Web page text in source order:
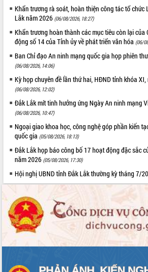
nhanh tiến độ các dự án trọng điểm
trong Khu kinh tế Nam Phú Yên
Hòn Yến phát triển du lịch gắn với bảo
tồn biển
Lấy ý kiến điều chỉnh Quy hoạch tỉnh
Đắk Lắk thời kỳ 2021-2030, tầm nhìn
đến năm 2050
Phát động chiến dịch 30 ngày đêm
giải phóng mặt bằng Tuyến đường bộ
ven biển
kinh tế từ 10% trở lên trong Quý
II/2026
Đắk Lắk ký kết thỏa thuận hợp tác về
chuyển đổi số giai đoạn 2026 – 2030
với Tập đoàn Bưu chính Viễn thông
Việt Nam
Thứ trưởng Bộ Y tế làm việc với tỉnh
Đắk Lắk về phát triển nhân lực y tế
cho trạm y tế cấp xã
Du lịch Đắk Lắk nâng tầm trải nghiệm
du khách thông qua Hệ thống cơ sở dữ
liệu và Bản đồ số
trong thương mại điện tử năm 2026
Khẩn trương rà soát, hoàn thiện công tác tổ chức
Lắk năm 2026 (06/08/2026, 18:27)
Khẩn trương hoàn thành các mục tiêu còn lại của
động số 14 của Tỉnh ủy về phát triển văn hóa (06/
Ban Chỉ đạo An ninh mạng quốc gia họp phiên
(06/08/2026, 14:06)
Kỳ họp chuyên đề lần thứ hai, HĐND tỉnh khóa
(06/08/2026, 12:02)
Đắk Lắk mít tinh hưởng ứng Ngày An ninh mạng
(06/08/2026, 10:47)
Ngoại giao khoa học, công nghệ góp phần kiến
quốc gia (05/08/2026, 18:13)
Đắk Lắk họp báo công bố 17 hoạt động đặc sắc
năm 2026 (05/08/2026, 17:30)
Hội nghị UBND tỉnh Đắk Lắk thường kỳ tháng 7/